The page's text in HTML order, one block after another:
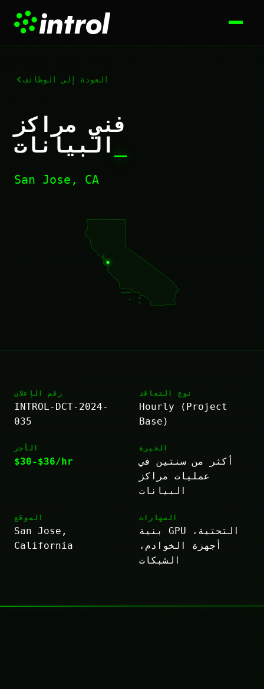
العودة إلى الوظائف
فني مراكز
البيانات
San Jose, CA
رقم الإعلان
INTROL-DCT-2024-
035
نوع التعاقد
Hourly (Project
Base)
الأجر
$30-$36/hr
الخبرة
أكثر من سنتين في
عمليات مراكز
البيانات
الموقع
San Jose,
California
المهارات
بنية GPU التحتية،
أجهزة الخوادم،
الشبكات